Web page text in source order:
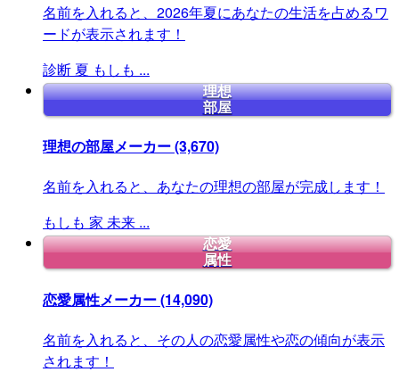
名前を入れると、2026年夏にあなたの生活を占めるワ
ードが表示されます！
診断 夏 もしも ...
理想
部屋
理想の部屋メーカー(3,670)
名前を入れると、あなたの理想の部屋が完成します！
もしも 家 未来 ...
恋愛
属性
恋愛属性メーカー(14,090)
名前を入れると、その人の恋愛属性や恋の傾向が表示
されます！